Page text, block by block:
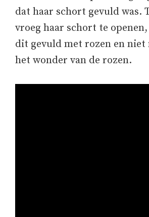
dat haar schort gevuld was.
vroeg haar schort te
dit gevuld met rozen en niet
het wonder van de rozen.